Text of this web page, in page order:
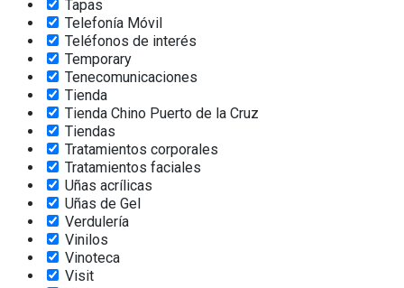
Tapas
Telefonía Móvil
Teléfonos de interés
Temporary
Tenecomunicaciones
Tienda
Tienda Chino Puerto de la Cruz
Tiendas
Tratamientos corporales
Tratamientos faciales
Uñas acrílicas
Uñas de Gel
Verdulería
Vinilos
Vinoteca
Visit